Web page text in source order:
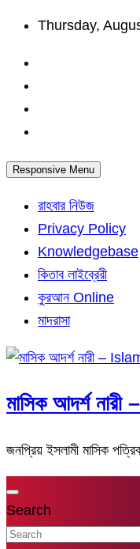
Skip
content
Thursday,
Responsive Menu
রাহবার নিউজ
Privacy Policy
Knowledgebase
কিতাব লাইব্রেরী
কুরআন Online
মাদরাসা
মাসিক আদর্শ
জনপ্রিয় ইসলামী মাসিক
Search